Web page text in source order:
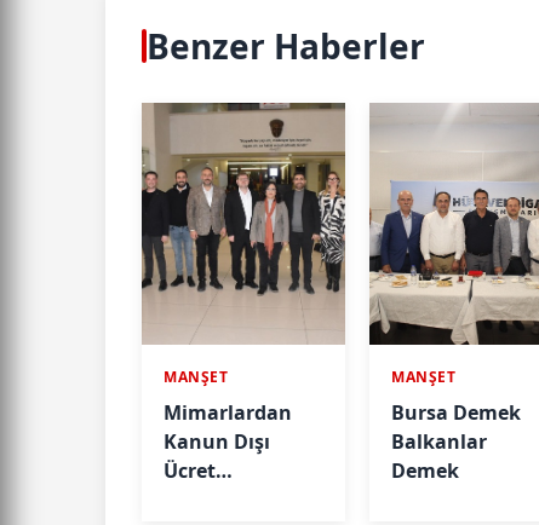
Benzer Haberler
MANŞET
Mimarlardan
Kanun Dışı
Ücret
MANŞET
Bursa Demek
Balkanlar
Demek